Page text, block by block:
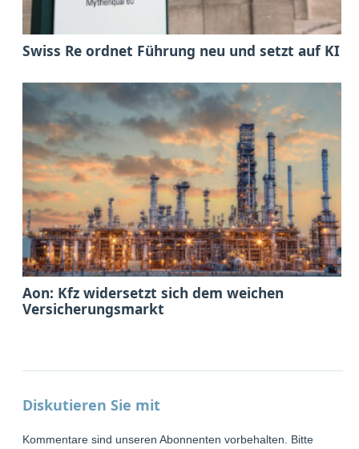
Swiss Re ordnet Führung neu und setzt auf KI
Aon: Kfz widersetzt sich dem weichen
Versicherungsmarkt
Diskutieren Sie mit
Kommentare sind unseren Abonnenten vorbehalten. Bitte